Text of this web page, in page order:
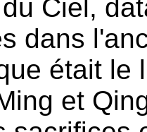
Ciel,
dans
était le
et